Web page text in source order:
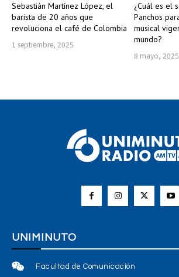
Sebastián Martínez López, el
barista de 20 años que
revoluciona el café de Colombia
1 septiembre, 2025
¿Cuál es el
Panchos
musical
mundo?
8 mayo, 2025
UNIMINUTO
Facultad de Comunicación